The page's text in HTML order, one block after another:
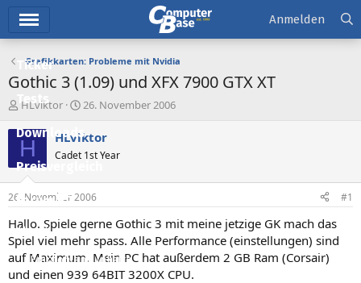
Ticker
Tests
Downloads
Preisvergleich
Forum
Aktuelles
Empfohlene Inhalte
Anmelden
Grafikkarten: Probleme mit Nvidia
Gothic 3 (1.09) und XFX 7900 GTX XT
E
s
t
e
e
r
HLviktor
E
s
e
l
t
a
m
26. November 2006
H HLviktor
Cadet 1st Year
26. November 2006 #1
Hallo. Spiele gerne Gothic 3 mit meine jetzige GK mach das
Spiel viel mehr spass. Alle Performance (einstellungen) sind
auf Maximum. Mein PC hat außerdem 2 GB Ram (Corsair)
und einen 939 64BIT 3200X CPU.